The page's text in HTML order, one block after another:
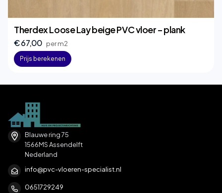
Therdex Loose Lay beige PVC vloer – plank
€ 67,00 per m2
Prijs berekenen
Blauwe ring 75
1566MS Assendelft
Nederland
info@pvc-vloeren-specialist.nl
0651729249